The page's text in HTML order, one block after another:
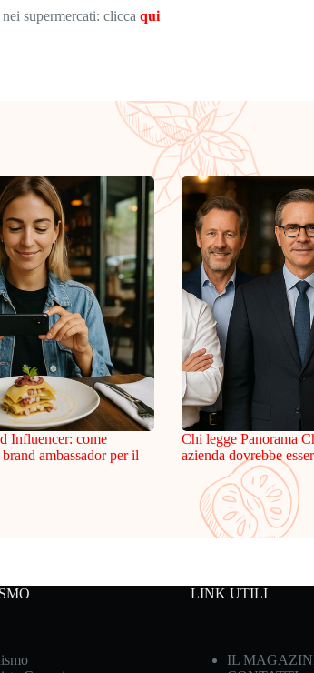
supermercati: clicca qui
Influencer: come
ambassador per il
Chi legge Panorama
azienda dovrebbe
LINK UTILI
IL